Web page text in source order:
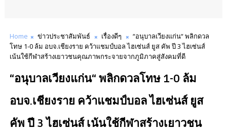
Home ข่าวประชาสัมพันธ์ เรื่องดีๆ
“อนุบาลเวียงแก่น“ พลิกดวล
โทษ 1-0 ล้ม อบจ.เชียงราย คว้าแชมป์บอล ไฮเซ่นส์ ยูส คัพ ปี 3 ไฮเซ่นส์
เน้นใช้กีฬาสร้างเยาวชนคุณภาพกระจายจากภูมิภาคสู่สังคมที่ดี
“อนุบาลเวียงแก่น“ พลิกดวลโทษ 1-0 ล้ม
อบจ.เชียงราย คว้าแชมป์บอล ไฮเซ่นส์ ยูส
คัพ ปี 3 ไฮเซ่นส์ เน้นใช้กีฬาสร้างเยาวชน